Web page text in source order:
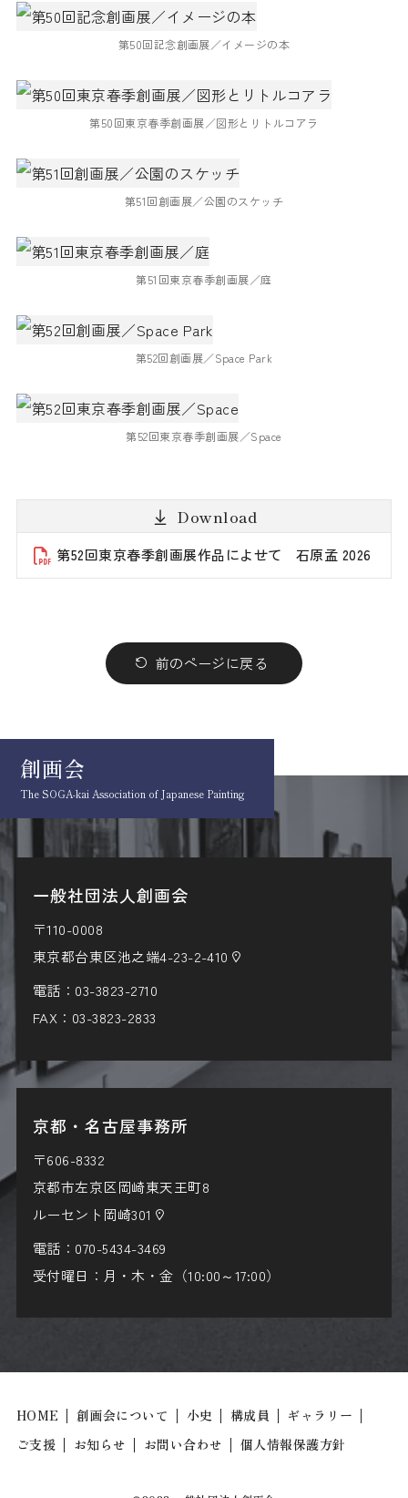
第50回記念創画展／イメージの本
第50回東京春季創画展／図形とリトルコアラ
第51回創画展／公園のスケッチ
第51回東京春季創画展／庭
第52回創画展／Space Park
第52回東京春季創画展／Space
Download
第52回東京春季創画展作品によせて 石原孟 2026
前のページに戻る
創画会
The SOGA-kai Association of Japanese Painting
一般社団法人創画会
〒110-0008
東京都台東区池之端4-23-2-410
電話： 03-3823-2710
FAX：03-3823-2833
京都・名古屋事務所
〒606-8332
京都市左京区岡崎東天王町8
ルーセント岡崎301
電話： 070-5434-3469
受付曜日：月・木・金（10:00～17:00）
HOME 創画会について 小史 構成員
ギャラリー
ご支援
お知らせ お問い合わせ 個人情報保護方針